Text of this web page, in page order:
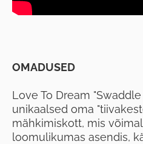
OMADUSED
Love To Dream
unikaalsed oma
mähkimiskott, mis
loomulikumas asendis,